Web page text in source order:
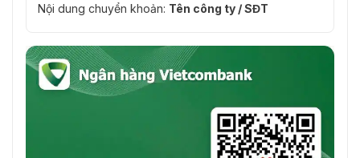
Nội dung chuyển khoản: Tên công ty / SĐT